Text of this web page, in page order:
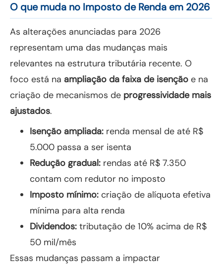
O que muda no Imposto de Renda em 2026
As alterações anunciadas para 2026
representam uma das mudanças mais
relevantes na estrutura tributária recente. O
foco está na ampliação da faixa de isenção e na
criação de mecanismos de progressividade mais
ajustados.
Isenção ampliada: renda mensal de até R$
5.000 passa a ser isenta
Redução gradual: rendas até R$ 7.350
contam com redutor no imposto
Imposto mínimo: criação de alíquota efetiva
mínima para alta renda
Dividendos: tributação de 10% acima de R$
50 mil/mês
Essas mudanças passam a impactar